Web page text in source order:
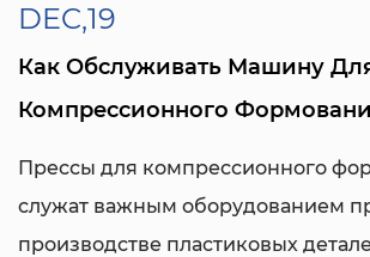
DEC,19
Как Обслуживать Машину
Компрессионного
Прессы для компрессионного
служат важным оборудованием
производстве пластиковых